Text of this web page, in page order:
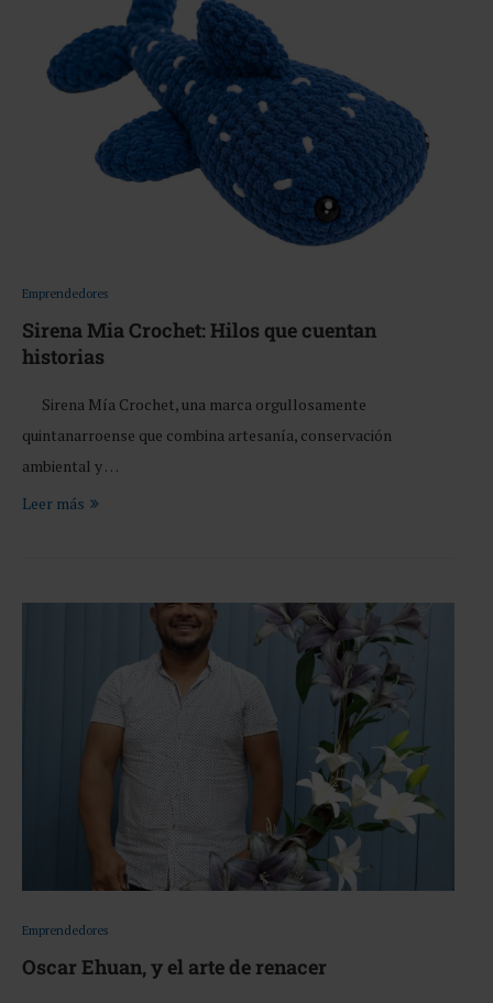
Emprendedores
Sirena Mia Crochet: Hilos que cuentan
historias
Sirena Mía Crochet, una marca orgullosamente
quintanarroense que combina artesanía, conservación
ambiental y …
Leer más
Emprendedores
Oscar Ehuan, y el arte de renacer